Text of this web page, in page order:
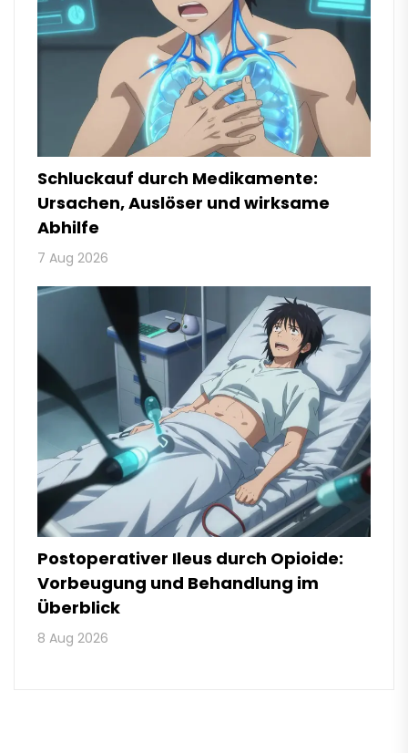
Schluckauf durch Medikamente:
Ursachen, Auslöser und wirksame
Abhilfe
7 Aug 2026
Postoperativer Ileus durch Opioide:
Vorbeugung und Behandlung im
Überblick
8 Aug 2026